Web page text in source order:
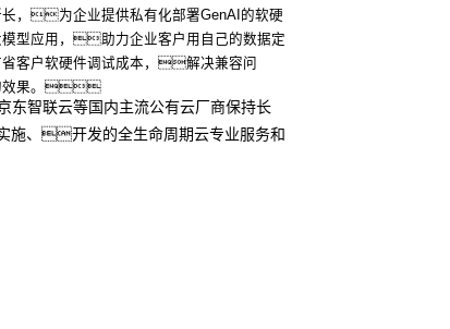
长，为企业提供私有化部署GenAI的软硬
模型应用，助力企业客户用自己的数据定
户软硬件调试成本，解决兼容问
效果。
联云等国内主流公有云厂商保持长
、开发的全生命周期云专业服务和